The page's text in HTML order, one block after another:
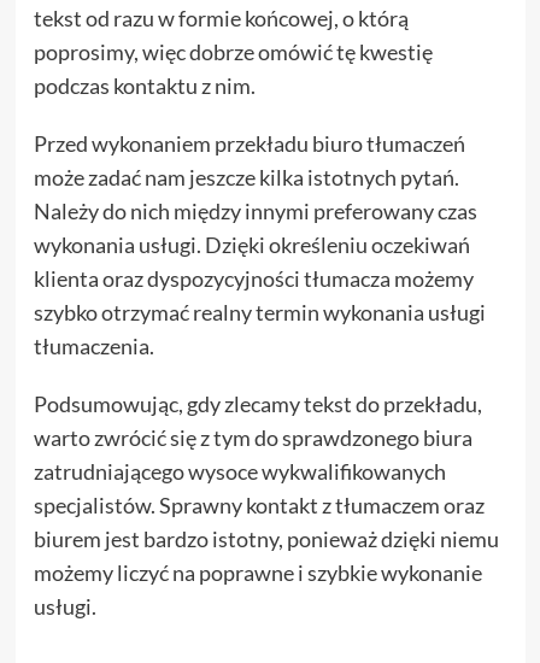
tekst od razu w formie końcowej, o którą
poprosimy, więc dobrze omówić tę kwestię
podczas kontaktu z nim.
Przed wykonaniem przekładu biuro tłumaczeń
może zadać nam jeszcze kilka istotnych pytań.
Należy do nich między innymi preferowany czas
wykonania usługi. Dzięki określeniu oczekiwań
klienta oraz dyspozycyjności tłumacza możemy
szybko otrzymać realny termin wykonania usługi
tłumaczenia.
Podsumowując, gdy zlecamy tekst do przekładu,
warto zwrócić się z tym do sprawdzonego biura
zatrudniającego wysoce wykwalifikowanych
specjalistów. Sprawny kontakt z tłumaczem oraz
biurem jest bardzo istotny, ponieważ dzięki niemu
możemy liczyć na poprawne i szybkie wykonanie
usługi.